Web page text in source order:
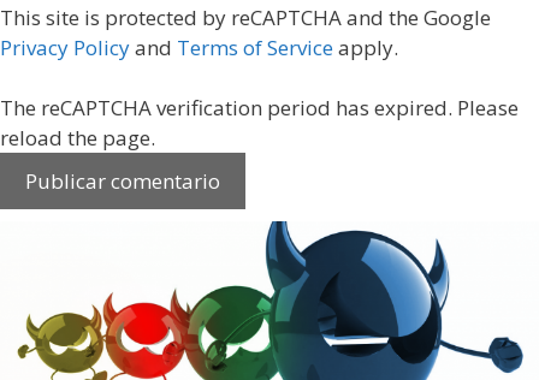
This site is protected by reCAPTCHA and the Google
Privacy Policyand Terms of Serviceapply.
The reCAPTCHA verification period has expired. Please
reload the page.